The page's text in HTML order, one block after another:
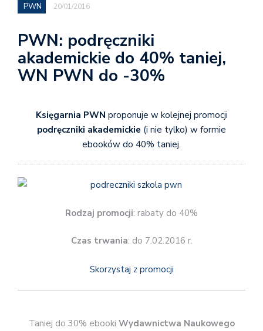
PWN 20/01/2016
PWN: podręczniki
akademickie do 40% taniej,
WN PWN do -30%
Księgarnia PWN proponuje w kolejnej promocji
podręczniki akademickie (i nie tylko) w formie
ebooków do 40% taniej.
Rodzaj promocji: rabaty do 40%
Czas trwania: do 7.02.2016 r.
Skorzystaj z promocji
Taniej do 30% ebooki Wydawnictwa Naukowego